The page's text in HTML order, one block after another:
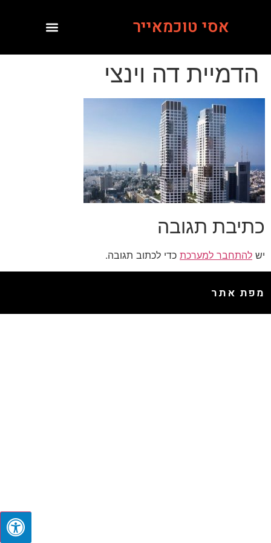
אסי טוכמאייר
הדמיית דה וינצי
כתיבת תגובה
יש להתחבר למערכת כדי לכתוב תגובה.
מפת אתר